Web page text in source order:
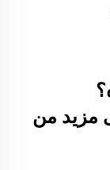
مزيد من